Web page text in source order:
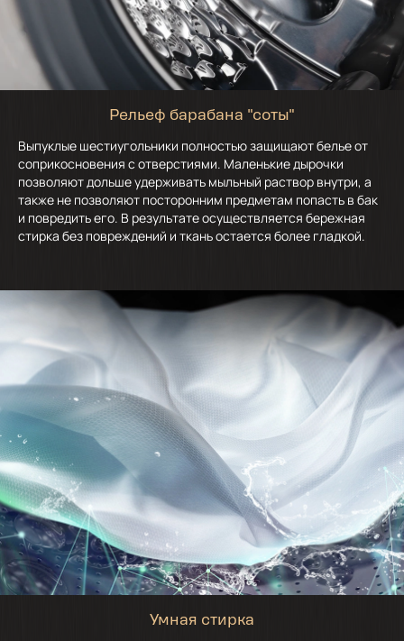
Рельеф барабана "соты"
Выпуклые шестиугольники полностью защищают белье от
соприкосновения с отверстиями. Маленькие дырочки
позволяют дольше удерживать мыльный раствор внутри, а
также не позволяют посторонним предметам попасть в бак
и повредить его. В результате осуществляется бережная
стирка без повреждений и ткань остается более гладкой.
Умная стирка